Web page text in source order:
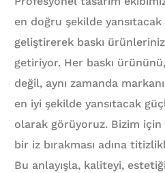
en doğru şekilde yansıtacak
geliştirerek baskı
getiriyor. Her baskı
değil, aynı zamanda
en iyi şekilde yansıtacak
olarak görüyoruz. Bizim için
bir iz bırakması adına
Bu anlayışla, kaliteyi,